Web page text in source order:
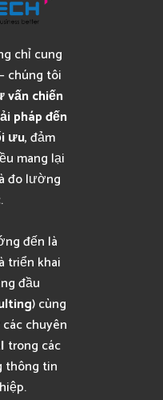
chỉ cung
chúng tôi
chiến
pháp đến
ưu, đảm
mang lại
đo lường
đến là
triển khai
đầu
) cùng
chuyên
trong các
thông tin